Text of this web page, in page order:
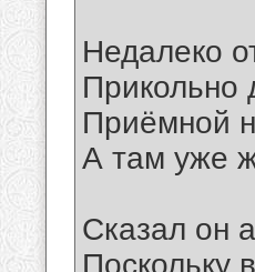
Недалеко
Прикольно
Приёмной
А там уже
Сказал он